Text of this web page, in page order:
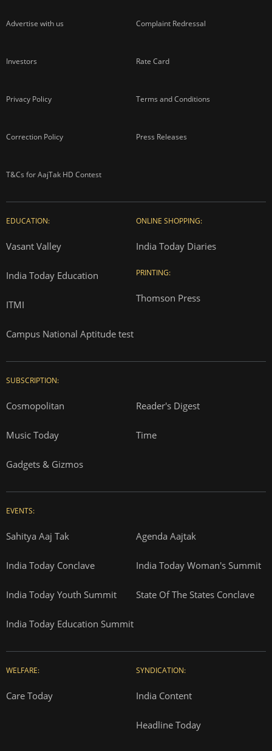
Advertise with us Complaint Redressal
Investors Rate Card
Privacy Policy Terms and Conditions
Correction Policy Press Releases
T&Cs for AajTak HD Contest
EDUCATION:
Vasant Valley
India Today Education
ITMI
Campus National Aptitude test
ONLINE SHOPPING:
India Today Diaries
PRINTING:
Thomson Press
SUBSCRIPTION:
Cosmopolitan Reader's Digest
Music Today Time
Gadgets & Gizmos
EVENTS:
Sahitya Aaj Tak Agenda Aajtak
India Today Conclave India Today Woman's Summit
India Today Youth Summit State Of The States Conclave
India Today Education Summit
WELFARE:
Care Today
SYNDICATION:
India Content
Headline Today